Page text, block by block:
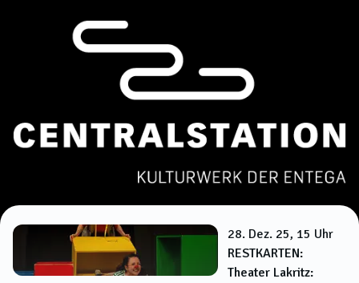
28. Dez. 25, 15 Uhr
RESTKARTEN:
Theater Lakritz: